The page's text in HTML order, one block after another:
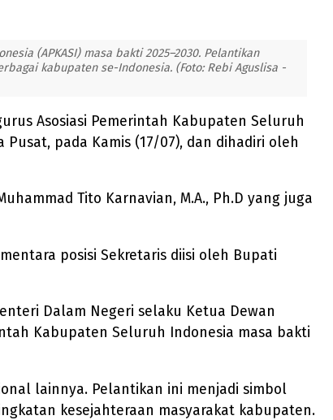
(APKASI) masa bakti 2025–2030. Pelantikan
kabupaten se-Indonesia. (Foto: Rebi Aguslisa -
Asosiasi Pemerintah Kabupaten Seluruh
Pusat, pada Kamis (17/07), dan dihadiri oleh
Tito Karnavian, M.A., Ph.D yang juga
posisi Sekretaris diisi oleh Bupati
Dalam Negeri selaku Ketua Dewan
Kabupaten Seluruh Indonesia masa bakti
lainnya. Pelantikan ini menjadi simbol
kesejahteraan masyarakat kabupaten.